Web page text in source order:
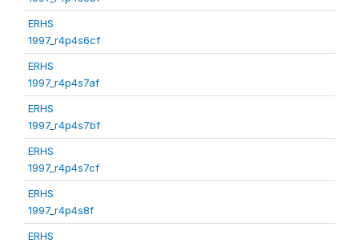
ERHS
1997_r4p4s6cf
ERHS
1997_r4p4s7af
ERHS
1997_r4p4s7bf
ERHS
1997_r4p4s7cf
ERHS
1997_r4p4s8f
ERHS